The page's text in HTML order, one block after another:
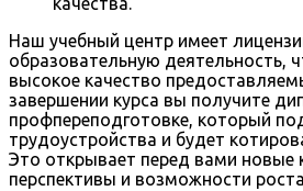
Наш учебный центр имеет
образовательную деятельность,
высокое качество
завершении курса вы получите
профпереподготовке, который
трудоустройства и будет
Это открывает перед вами новые
перспективы и возможности